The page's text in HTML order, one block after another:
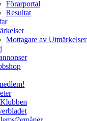
Förarportal
Resultat
Mottagare av Utmärkelser